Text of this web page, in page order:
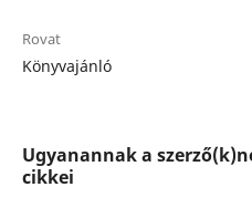
Rovat
Könyvajánló
Ugyanannak a
cikkei